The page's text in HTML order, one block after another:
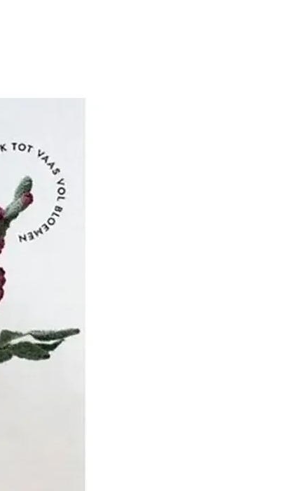
in meer dan
op het
haakaccessoires.
KnitPro is dat de
klanten tevreden
hen te luisteren
met de hulp van
van
een reeks
ontwikkeld
dat ze zullen
van alle brei
ongeacht hun